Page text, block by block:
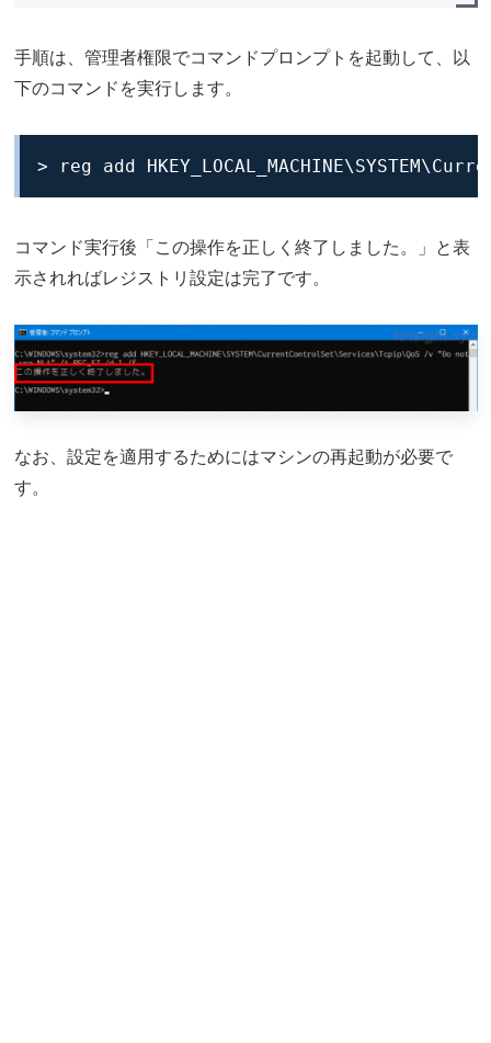
手順は、管理者権限でコマンドプロンプトを起動して、以
下のコマンドを実行します。
> reg add
コマンド実行後「この操作を正しく終了しました。」と表
示されればレジストリ設定は完了です。
なお、設定を適用するためにはマシンの再起動が必要で
す。